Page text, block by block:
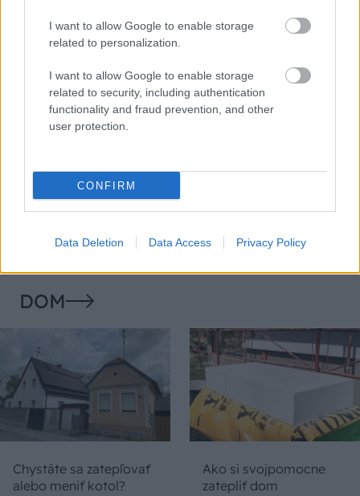
I want to allow Google to enable storage
related to personalization.
I want to allow Google to enable storage
related to security, including authentication
functionality and fraud prevention, and other
user protection.
CONFIRM
Data Deletion Data Access Privacy Policy
10 najčastejších
skrytých chýb, ktoré
vás môžu nepríjemne
1654 sa nevidí každý
deň!
DOM
Chystáte sa zatepľovať
alebo meniť kotol?
Ako si svojpomocne
zatepliť dom